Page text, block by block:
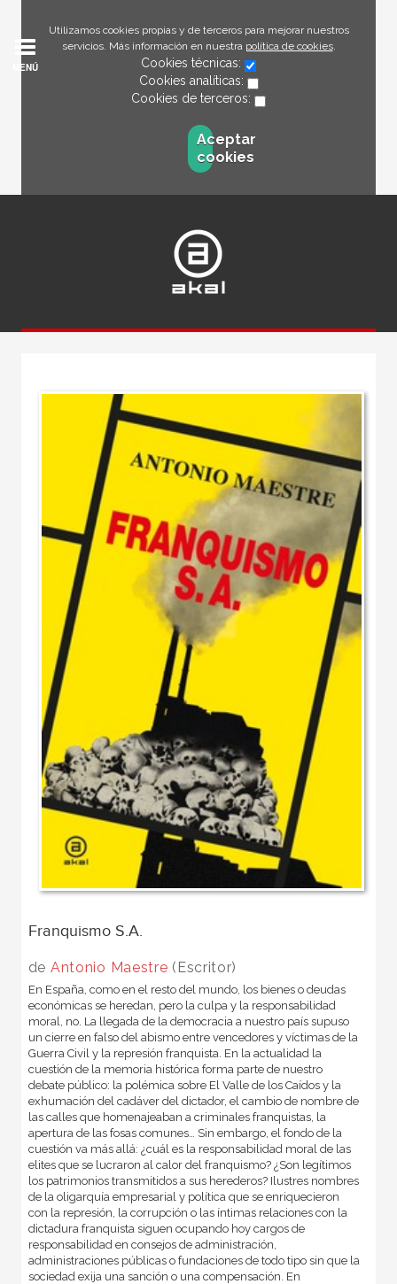
Utilizamos cookies propias y de terceros para mejorar nuestros
servicios. Más información en nuestra política de cookies.
Cookies técnicas:
Cookies analíticas:
Cookies de terceros:
Aceptar
cookies
MENÚ
Franquismo S.A.
de Antonio Maestre (Escritor)
En España, como en el resto del mundo, los bienes o deudas
económicas se heredan, pero la culpa y la responsabilidad
moral, no. La llegada de la democracia a nuestro país supuso
un cierre en falso del abismo entre vencedores y víctimas de la
Guerra Civil y la represión franquista. En la actualidad la
cuestión de la memoria histórica forma parte de nuestro
debate público: la polémica sobre El Valle de los Caídos y la
exhumación del cadáver del dictador, el cambio de nombre de
las calles que homenajeaban a criminales franquistas, la
apertura de las fosas comunes… Sin embargo, el fondo de la
cuestión va más allá: ¿cuál es la responsabilidad moral de las
elites que se lucraron al calor del franquismo? ¿Son legítimos
los patrimonios transmitidos a sus herederos? Ilustres nombres
de la oligarquía empresarial y política que se enriquecieron
con la represión, la corrupción o las íntimas relaciones con la
dictadura franquista siguen ocupando hoy cargos de
responsabilidad en consejos de administración,
administraciones públicas o fundaciones de todo tipo sin que la
sociedad exija una sanción o una compensación. En